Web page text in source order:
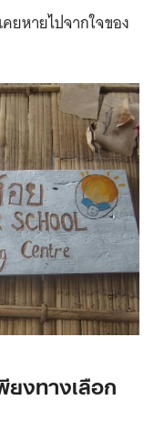
ยหายไปจากใจของ
ยงทางเลือก